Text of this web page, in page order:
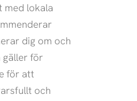
med lokala
dig om och
gäller för
för att
och